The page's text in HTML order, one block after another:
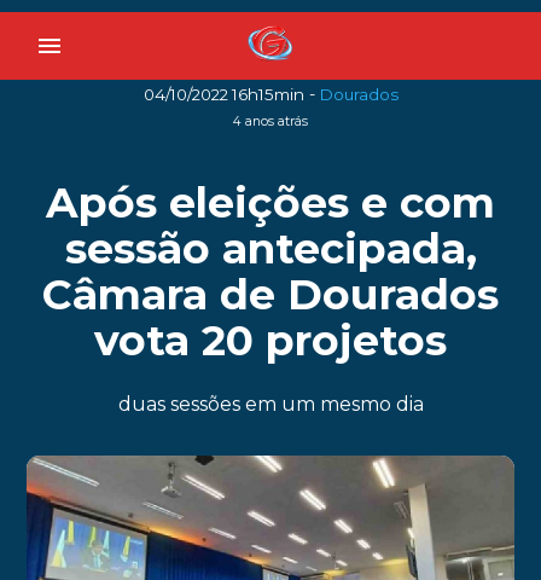
menu
04/10/2022 16h15min - Dourados
4 anos atrás
Após eleições e com
sessão antecipada,
Câmara de Dourados
vota 20 projetos
duas sessões em um mesmo dia